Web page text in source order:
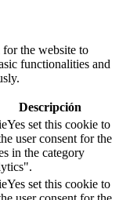
for the website to
functionalities and
Descripción
set this cookie to
user consent for the
in the category
set this cookie to